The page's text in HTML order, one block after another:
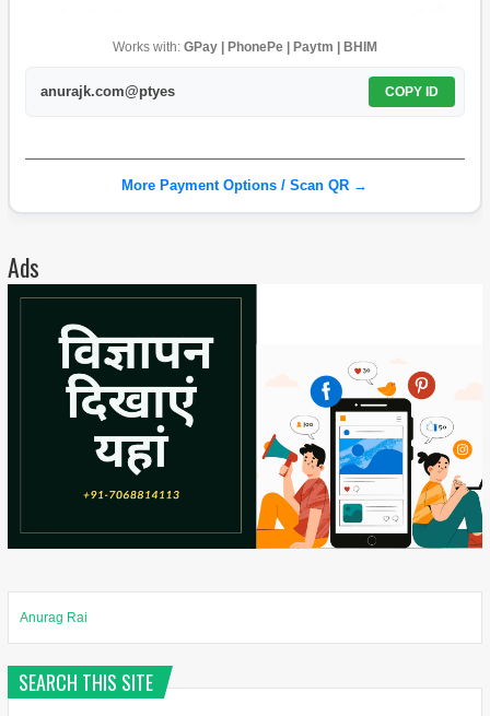
Works with: GPay | PhonePe | Paytm | BHIM
anurajk.com@ptyes COPY ID
More Payment Options / Scan QR →
Ads
Anurag Rai
SEARCH THIS SITE